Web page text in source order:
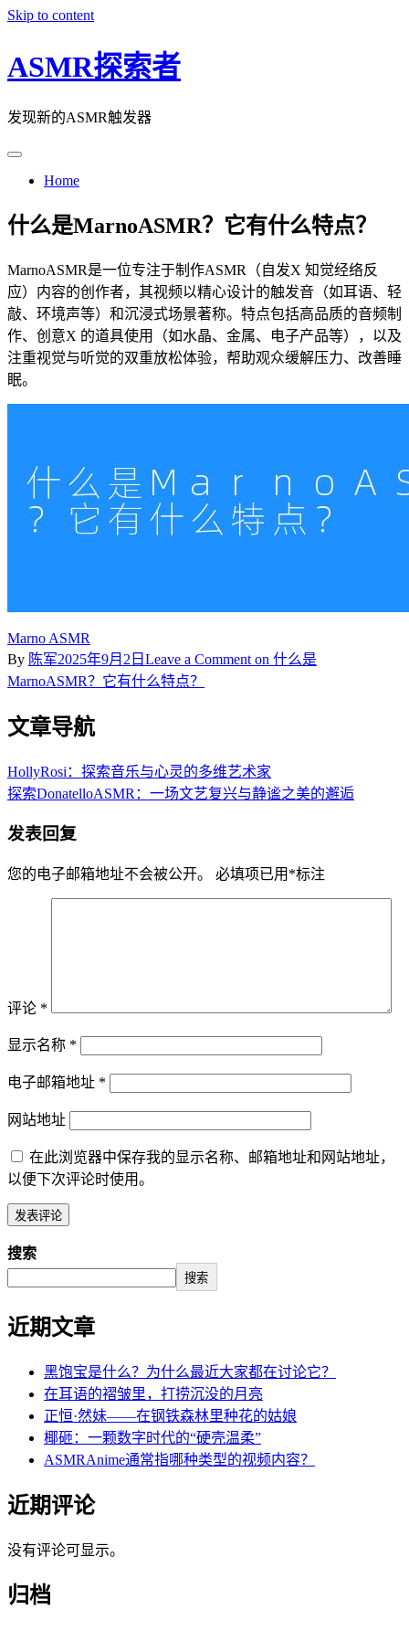
Skip to content
ASMR探索者
发现新的ASMR触发器
Home
什么是MarnoASMR？它有什么特点？
MarnoASMR是一位专注于制作ASMR（自发X 知觉经络反
应）内容的创作者，其视频以精心设计的触发音（如耳语、轻
敲、环境声等）和沉浸式场景著称。特点包括高品质的音频制
作、创意X 的道具使用（如水晶、金属、电子产品等），以及
注重视觉与听觉的双重放松体验，帮助观众缓解压力、改善睡
眠。
Marno ASMR
By 陈军2025年9月2日 Leave a Comment on 什么是
MarnoASMR？它有什么特点？
文章导航
HollyRosi：探索音乐与心灵的多维艺术家
探索DonatelloASMR：一场文艺复兴与静谧之美的邂逅
发表回复
您的电子邮箱地址不会被公开。 必填项已用 *标注
评论 *
显示名称 *
电子邮箱地址 *
网站地址
在此浏览器中保存我的显示名称、邮箱地址和网站地址，
以便下次评论时使用。
搜索
搜索
近期文章
黑饱宝是什么？为什么最近大家都在讨论它？
在耳语的褶皱里，打捞沉没的月亮
正恒·然妹——在钢铁森林里种花的姑娘
椰砸：一颗数字时代的“硬壳温柔”
ASMRAnime通常指哪种类型的视频内容？
近期评论
没有评论可显示。
归档